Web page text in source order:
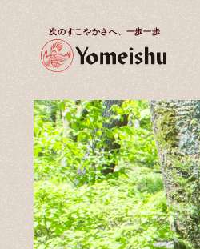
次のすこやかさへ、一歩一歩